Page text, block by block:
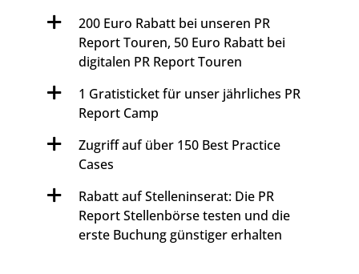
200 Euro Rabatt bei unseren PR
Report Touren, 50 Euro Rabatt bei
digitalen PR Report Touren
1 Gratisticket für unser jährliches PR
Report Camp
Zugriff auf über 150 Best Practice
Cases
Rabatt auf Stelleninserat: Die PR
Report Stellenbörse testen und die
erste Buchung günstiger erhalten